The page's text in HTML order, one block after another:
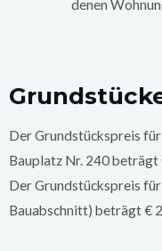
denen
Der Grundstückspreis
Bauplatz Nr. 240 beträgt
Der Grundstückspreis
Bauabschnitt) beträgt €